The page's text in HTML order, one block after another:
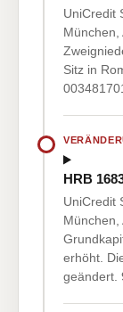
UniCredit
München,
Sitz in
HRB
UniCredit
erhöht.
geändert.